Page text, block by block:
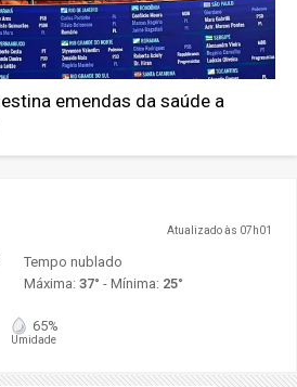
emendas da saúde a
Atualizado às 07h01
Tempo nublado
Máxima: 37° - Mínima: 25°
65%
Umidade